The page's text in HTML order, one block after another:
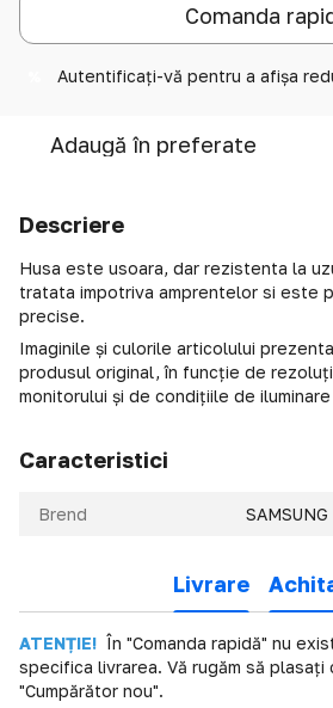
Comanda
Autentificați-vă pentru a afișa
Adaugă în preferate
Descriere
Husa este usoara, dar rezistenta la
tratata impotriva amprentelor si este
precise.
Imaginile și culorile articolului
produsul original, în funcție de
monitorului și de condițiile de
Caracteristici
Brend SAMSUNG
Livrare
ATENȚIE! În "Comanda rapidă" nu
specifica livrarea. Vă rugăm să plasați
"Cumpărător nou".